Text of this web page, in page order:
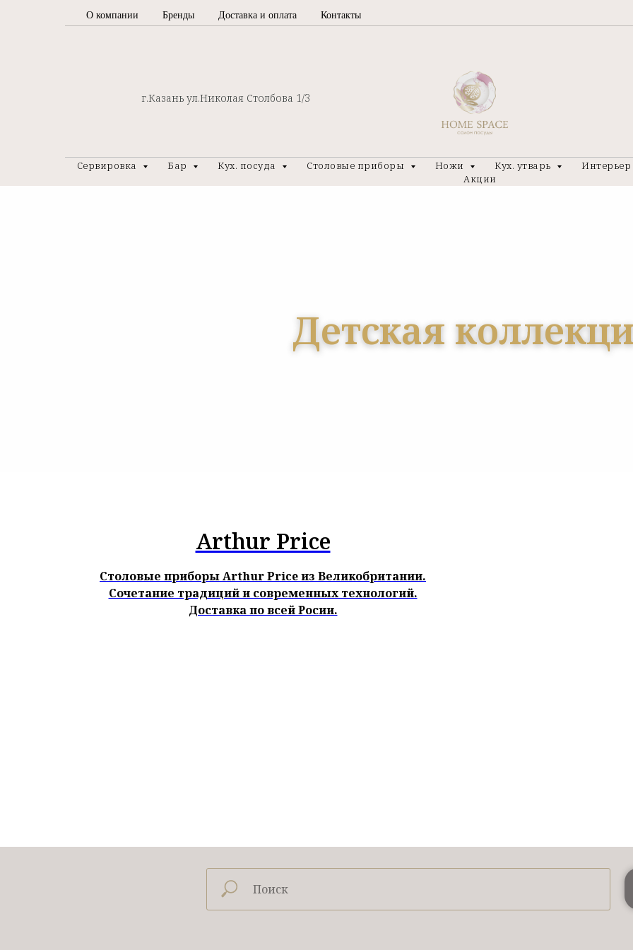
О компании Бренды Доставка и оплата Контакты
г.Казань ул.Николая Столбова 1/3
Сервировка Бар Кух. посуда Столовые приборы Ножи Кух. утварь
Интерьер
Акции
Детская
Arthur Price
Столовые приборы Arthur Price из Великобритании.
Сочетание традиций и современных технологий.
Доставка по всей Росии.